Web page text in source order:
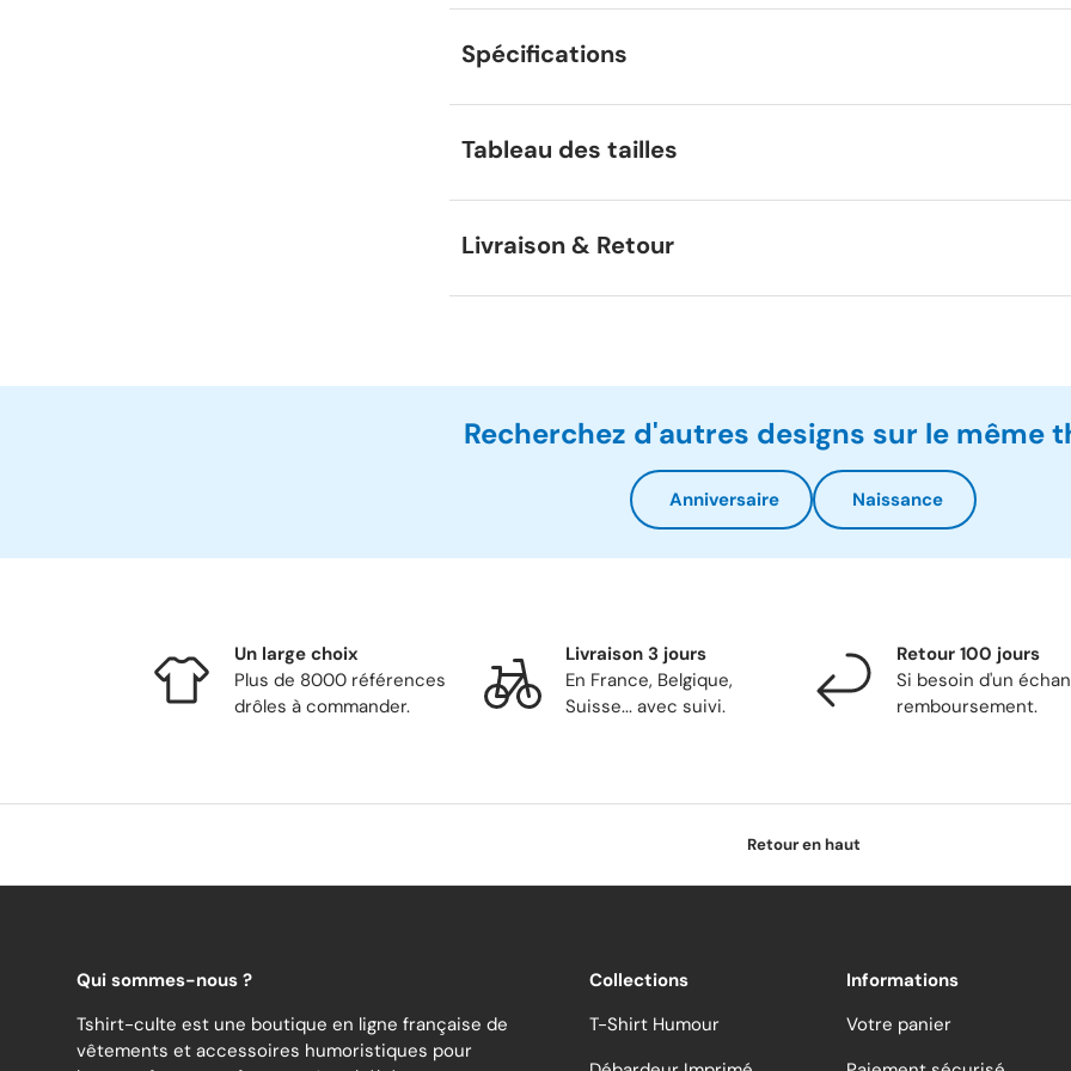
Spécifications
Tableau des tailles
Livraison & Retour
Recherchez d'autres designs sur le même
Anniversaire Naissance
Un large choix
Plus de 8000 références
drôles à commander.
Livraison 3 jours
En France, Belgique,
Suisse... avec suivi.
Retour 100 jours
Si besoin d'un
remboursement.
Retour en haut
Qui sommes-nous ?
Tshirt-culte est une boutique en ligne française de
vêtements et accessoires humoristiques pour
Collections
T-Shirt Humour
Informations
Votre panier